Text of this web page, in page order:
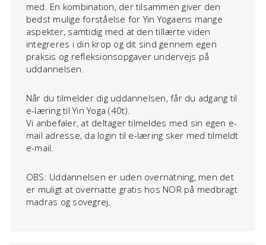
med. En kombination, der tilsammen giver den
bedst mulige forståelse for Yin Yogaens mange
aspekter, samtidig med at den tillærte viden
integreres i din krop og dit sind gennem egen
praksis og refleksionsopgaver undervejs på
uddannelsen.
Når du tilmelder dig uddannelsen, får du adgang til
e-læring til Yin Yoga (40t).
Vi anbefaler, at deltager tilmeldes med sin egen e-
mail adresse, da login til e-læring sker med tilmeldt
e-mail.
OBS: Uddannelsen er uden overnatning, men det
er muligt at overnatte gratis hos NOR på medbragt
madras og sovegrej.